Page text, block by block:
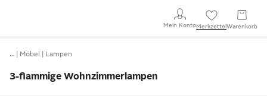
Mein KontoMerkzettel Warenkorb
… Möbel Lampen
3-flammige Wohnzimmerlampen